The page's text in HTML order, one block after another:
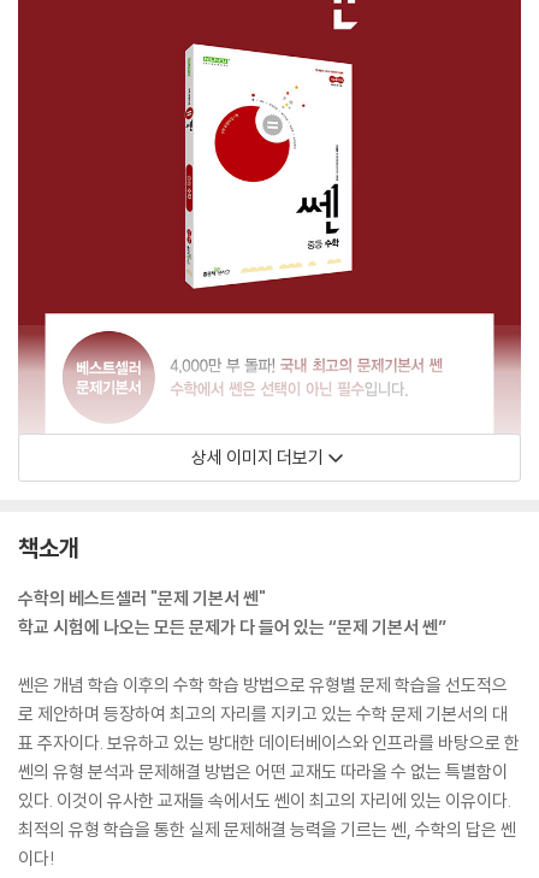
상세 이미지 더보기
책소개
수학의 베스트셀러 "문제 기본서 쎈"
학교 시험에 나오는 모든 문제가 다 들어 있는 “문제 기본서 쎈”
쎈은 개념 학습 이후의 수학 학습 방법으로 유형별 문제 학습을 선도적으
로 제안하며 등장하여 최고의 자리를 지키고 있는 수학 문제 기본서의 대
표 주자이다. 보유하고 있는 방대한 데이터베이스와 인프라를 바탕으로 한
쎈의 유형 분석과 문제해결 방법은 어떤 교재도 따라올 수 없는 특별함이
있다. 이것이 유사한 교재들 속에서도 쎈이 최고의 자리에 있는 이유이다.
최적의 유형 학습을 통한 실제 문제해결 능력을 기르는 쎈, 수학의 답은 쎈
이다!